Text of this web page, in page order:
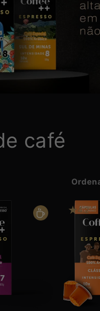
café
4.2